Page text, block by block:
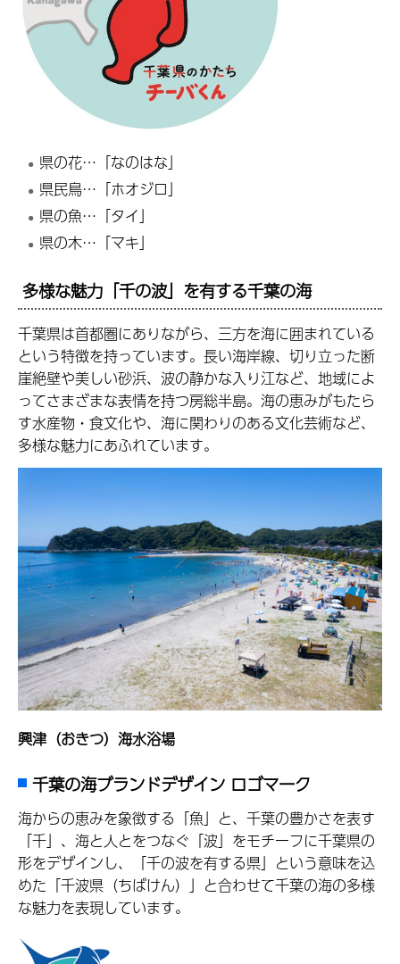
県の花…「なのはな」
県民鳥…「ホオジロ」
県の魚…「タイ」
県の木…「マキ」
多様な魅力「千の波」を有する千葉の海
千葉県は首都圏にありながら、三方を海に囲まれている
という特徴を持っています。長い海岸線、切り立った断
崖絶壁や美しい砂浜、波の静かな入り江など、地域によ
ってさまざまな表情を持つ房総半島。海の恵みがもたら
す水産物・食文化や、海に関わりのある文化芸術など、
多様な魅力にあふれています。
興津（おきつ）海水浴場
千葉の海ブランドデザイン ロゴマーク
海からの恵みを象徴する「魚」と、千葉の豊かさを表す
「千」、海と人とをつなぐ「波」をモチーフに千葉県の
形をデザインし、「千の波を有する県」という意味を込
めた「千波県（ちばけん）」と合わせて千葉の海の多様
な魅力を表現しています。